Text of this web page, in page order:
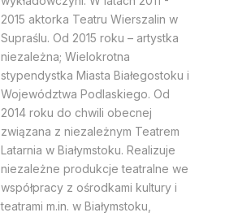
2015 aktorka Teatru Wierszalin w
Supraślu. Od 2015 roku – artystka
niezależna; Wielokrotna
stypendystka Miasta Białegostoku i
Województwa Podlaskiego. Od
2014 roku do chwili obecnej
związana z niezależnym Teatrem
Latarnia w Białymstoku. Realizuje
niezależne produkcje teatralne we
współpracy z ośrodkami kultury i
teatrami m.in. w Białymstoku,